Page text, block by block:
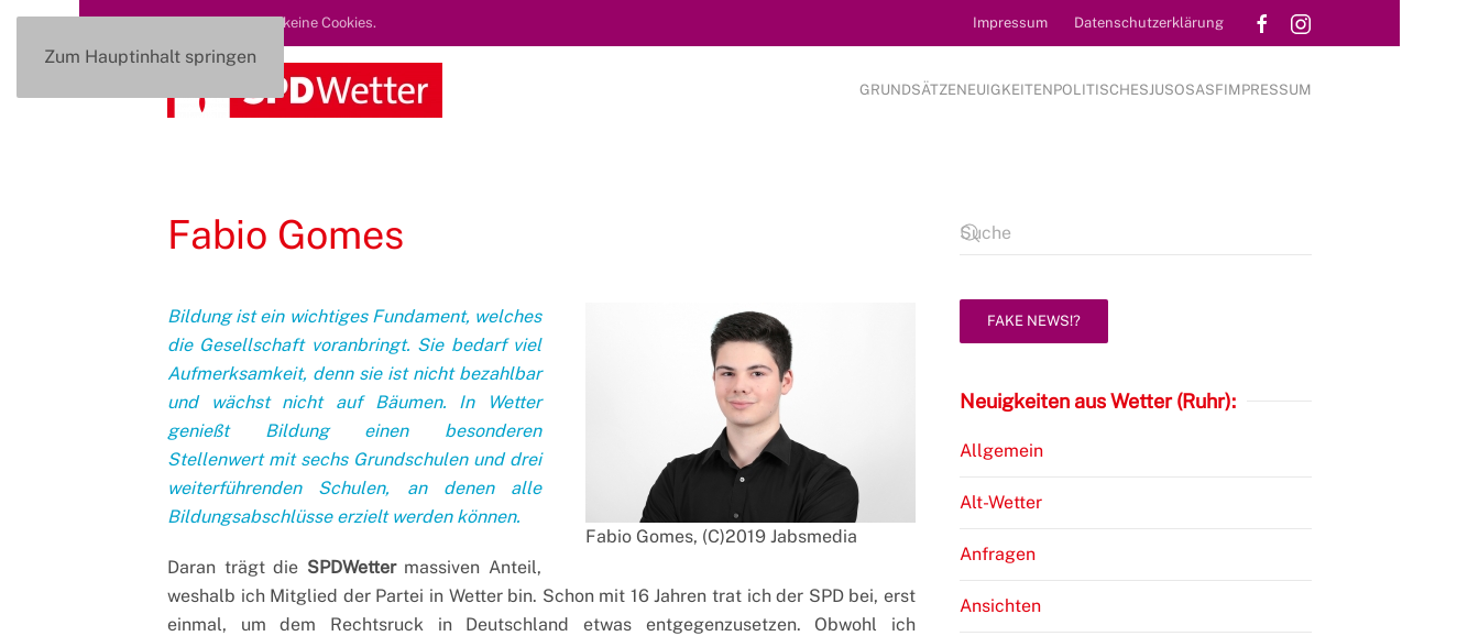
Zum Hauptinhalt springen
Diese Seite nutzt keine Cookies. Impressum Datenschutzerklärung
GRUNDSÄTZENEUIGKEITENPOLITISCHESJUSOSASFIMPRESSUM
Fabio Gomes
Fabio Gomes, (C)2019 Jabsmedia
Bildung ist ein wichtiges Fundament, welches
die Gesellschaft voranbringt. Sie bedarf viel
Aufmerksamkeit, denn sie ist nicht bezahlbar
und wächst nicht auf Bäumen. In Wetter
genießt Bildung einen besonderen
Stellenwert mit sechs Grundschulen und drei
weiterführenden Schulen, an denen alle
Bildungsabschlüsse erzielt werden können.
Daran trägt die SPDWettermassiven Anteil,
weshalb ich Mitglied der Partei in Wetter bin. Schon mit 16 Jahren trat ich der SPD bei, erst
einmal, um dem Rechtsruck in Deutschland etwas entgegenzusetzen. Obwohl ich
FAKE NEWS!?
Neuigkeiten aus Wetter (Ruhr):
Allgemein
Alt-Wetter
Anfragen
Ansichten